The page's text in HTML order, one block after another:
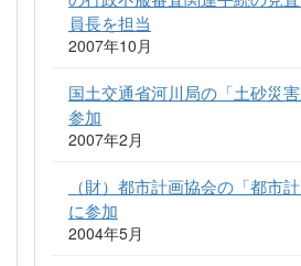
員長を担当
2007年10月
国土交通省河川局の「土砂災
参加
2007年2月
（財）都市計画協会の「都市
に参加
2004年5月